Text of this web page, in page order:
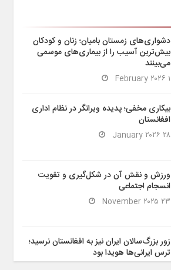
دشواری‌های زمستان بامیان؛ زنان و کودکان
بیش‌ترین آسیب را از بیماری‌های موسمی
می‌بینند
۱ February ۲۰۲۶
بیکاری مخفی؛ پدیده ویرانگر در نظام اداری
افغانستان
۲۸ January ۲۰۲۶
ورزش و نقش آن در شکل‌گیری و تقویت
انسجام اجتماعی
۲۳ November ۲۰۲۵
زور بزرگ‌سالان ایران نیز به افغانستان نرسید؛
ترس ایرانی‌ها هویدا بود